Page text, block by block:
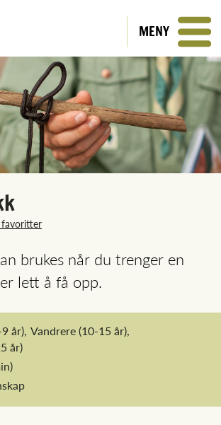
MENY
favoritter
brukes når du trenger en
lett å få opp.
år), Vandrere(10-15 år),
år)